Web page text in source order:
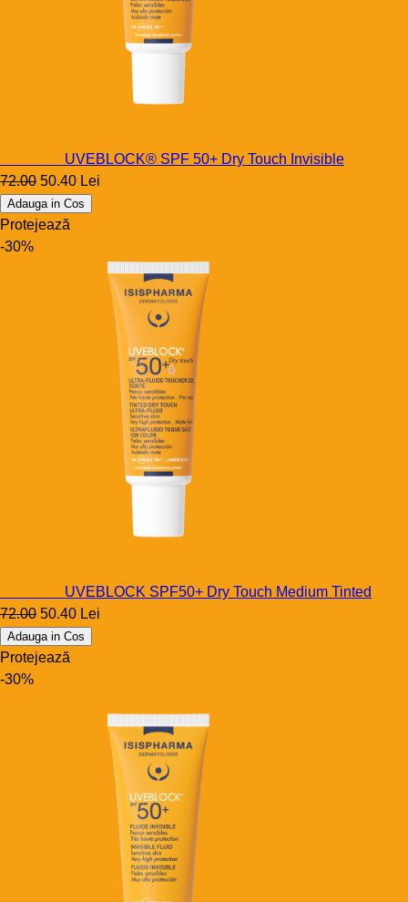
UVEBLOCK® SPF 50+ Dry Touch Invisible
72.00 50.40 Lei
Adauga in Cos
Protejează
-30%
UVEBLOCK SPF50+ Dry Touch Medium Tinted
72.00 50.40 Lei
Adauga in Cos
Protejează
-30%